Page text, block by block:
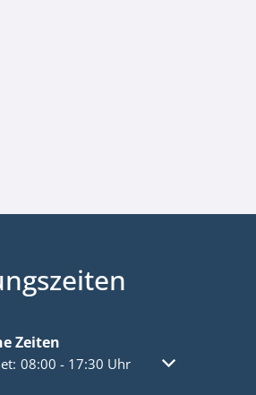
Zeiten
weitere Öffnungs- oder Schließzeiten
08:00 - 17:30 Uhr Von 08:00 bis